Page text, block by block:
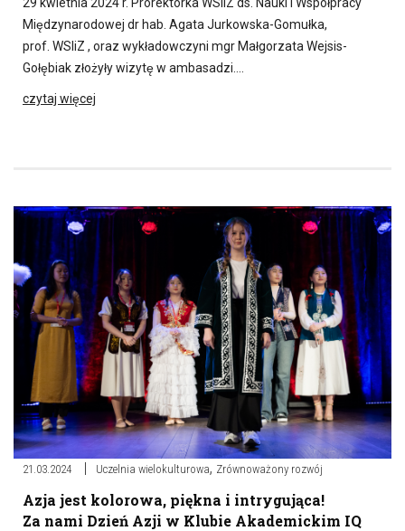
Międzynarodowej dr hab. Agata Jurkowska-Gomułka,
prof. WSIiZ , oraz wykładowczyni mgr Małgorzata Wejsis-
Gołębiak złożyły wizytę w ambasadzi….
czytaj więcej
21.03.2024 Uczelnia wielokulturowa, Zrównoważony rozwój
Azja jest kolorowa, piękna i intrygująca!
Za nami Dzień Azji w Klubie Akademickim IQ